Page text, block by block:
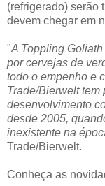
(refrigerado) serão
devem chegar em
"A Toppling
por cervejas de
todo o empenho e
Trade/Bierwelt tem
desenvolvimento
desde 2005,
inexistente na
Trade/Bierwelt.
Conheça as